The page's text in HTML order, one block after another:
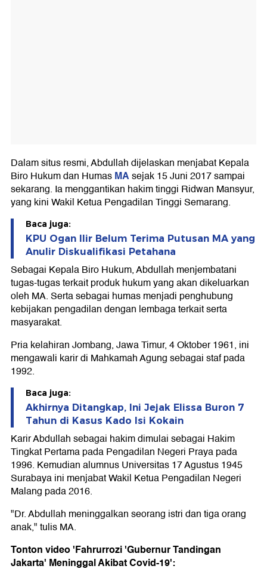
Dalam situs resmi, Abdullah dijelaskan menjabat Kepala
Biro Hukum dan HumasMAsejak 15 Juni 2017 sampai
sekarang. Ia menggantikan hakim tinggi Ridwan Mansyur,
yang kini Wakil Ketua Pengadilan Tinggi Semarang.
Baca juga:
KPU Ogan Ilir Belum Terima Putusan MA yang
Anulir Diskualifikasi Petahana
Sebagai Kepala Biro Hukum, Abdullah menjembatani
tugas-tugas terkait produk hukum yang akan dikeluarkan
oleh MA. Serta sebagai humas menjadi penghubung
kebijakan pengadilan dengan lembaga terkait serta
masyarakat.
Pria kelahiran Jombang, Jawa Timur, 4 Oktober 1961, ini
mengawali karir di Mahkamah Agung sebagai staf pada
1992.
Baca juga:
Akhirnya Ditangkap, Ini Jejak Elissa Buron 7
Tahun di Kasus Kado Isi Kokain
Karir Abdullah sebagai hakim dimulai sebagai Hakim
Tingkat Pertama pada Pengadilan Negeri Praya pada
1996. Kemudian alumnus Universitas 17 Agustus 1945
Surabaya ini menjabat Wakil Ketua Pengadilan Negeri
Malang pada 2016.
"Dr. Abdullah meninggalkan seorang istri dan tiga orang
anak," tulis MA.
Tonton video 'Fahrurrozi 'Gubernur Tandingan
Jakarta' Meninggal Akibat Covid-19':